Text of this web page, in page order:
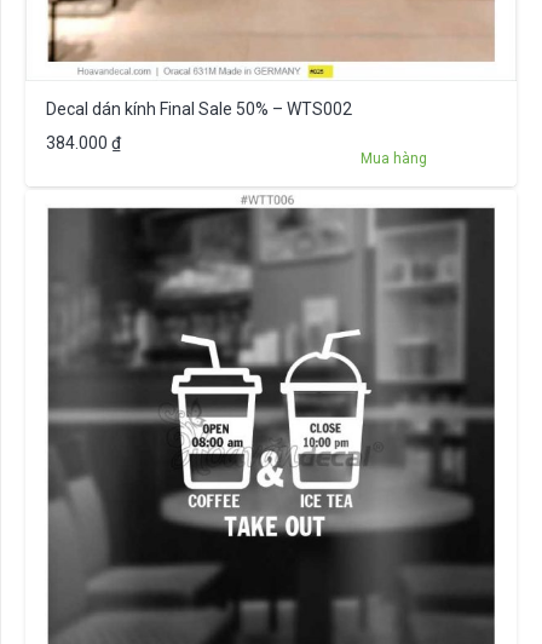
Decal dán kính Final Sale 50% – WTS002
384.000 ₫
Mua hàng